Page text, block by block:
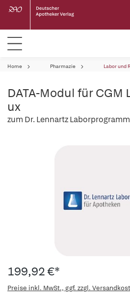
Home Pharmazie Labor und
DATA-Modul für CGM
ux
zum Dr. Lennartz
199,92 €*
Preise inkl. MwSt., ggf. zzgl.